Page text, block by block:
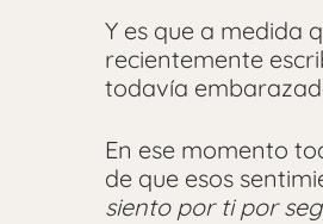
Y es que a medida
recientemente
todavía
En ese momento
de que esos
siento por ti por